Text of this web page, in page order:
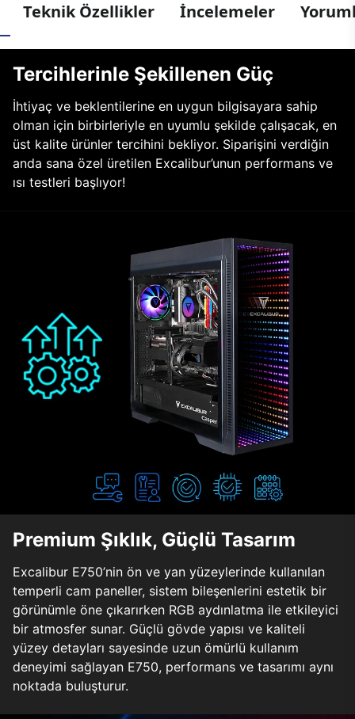
Teknik Özellikler İncelemeler
Tercihlerinle Şekillenen Güç
İhtiyaç ve beklentilerine en uygun bilgisayara sahip
olman için birbirleriyle en uyumlu şekilde çalışacak, en
üst kalite ürünler tercihini bekliyor. Siparişini verdiğin
anda sana özel üretilen Excalibur’unun performans ve
ısı testleri başlıyor!
Premium Şıklık, Güçlü Tasarım
Excalibur E750’nin ön ve yan yüzeylerinde kullanılan
temperli cam paneller, sistem bileşenlerini estetik bir
görünümle öne çıkarırken RGB aydınlatma ile etkileyici
bir atmosfer sunar. Güçlü gövde yapısı ve kaliteli
yüzey detayları sayesinde uzun ömürlü kullanım
deneyimi sağlayan E750, performans ve tasarımı aynı
noktada buluşturur.